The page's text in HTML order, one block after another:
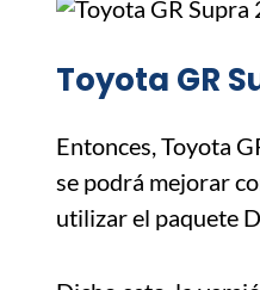
Toyota GR
Entonces, Toyota
se podrá mejorar
utilizar el paquete